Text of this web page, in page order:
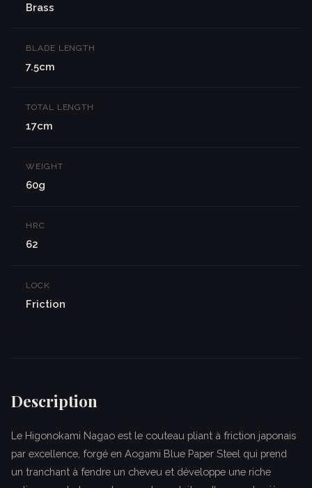
Brass
BLADE LENGTH
7.5cm
TOTAL LENGTH
17cm
WEIGHT
60g
HRC
62
LOCK
Friction
Description
Le Higonokami Nagao est le couteau pliant à friction japonais
par excellence, forgé en Aogami Blue Paper Steel qui prend
un tranchant à fendre un cheveu et développe une riche